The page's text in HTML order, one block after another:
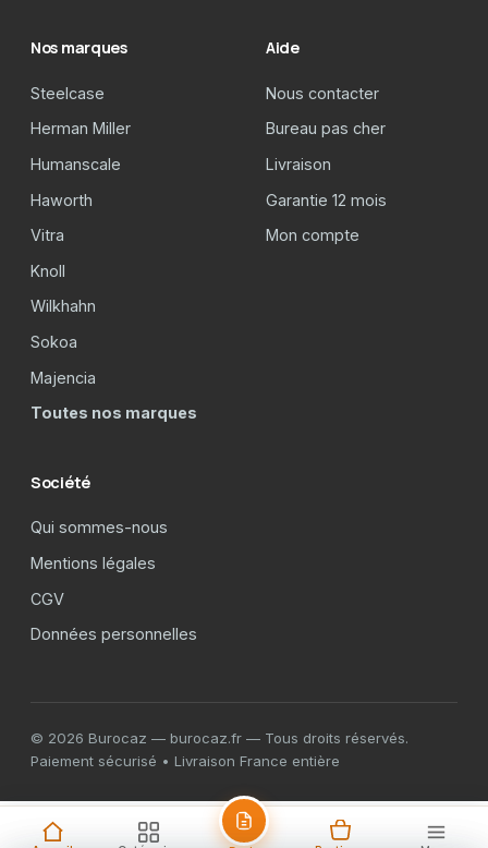
Nos marques
Steelcase
Herman Miller
Humanscale
Haworth
Vitra
Knoll
Wilkhahn
Sokoa
Majencia
Toutes nos marques
Aide
Nous contacter
Bureau pas cher
Livraison
Garantie 12 mois
Mon compte
Société
Qui sommes-nous
Mentions légales
CGV
Données personnelles
© 2026 Burocaz — burocaz.fr — Tous droits réservés.
Paiement sécurisé • Livraison France entière